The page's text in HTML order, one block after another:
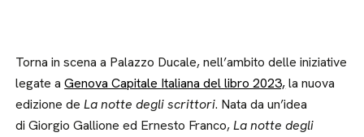
Torna in scena a Palazzo Ducale, nell’ambito delle iniziative
legate aGenova Capitale Italiana del libro 2023,la nuova
edizione deLa notte degli scrittori. Nata da un’idea
di Giorgio Gallione ed Ernesto Franco,La notte degli